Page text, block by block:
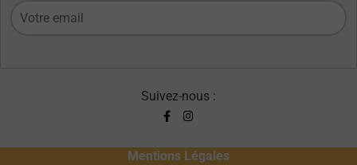
Suivez-nous :
Mentions Légales